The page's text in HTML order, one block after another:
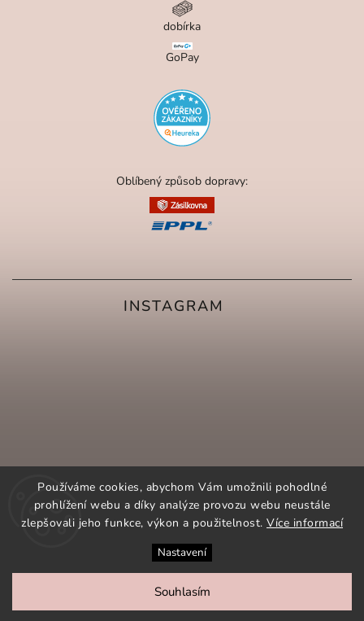
Používáme cookies, abychom Vám umožnili pohodlné
prohlížení webu a díky analýze provozu webu neustále
zlepšovali jeho funkce, výkon a použitelnost. Více informací
Nastavení
Souhlasím
INSTAGRAM
SLEDOVAT NA INSTAGRAMU
dobírka
GoPay
Oblíbený způsob dopravy:
COPYRIGHT 2026ORNAMENTI.CZ. VŠECHNA PRÁVA